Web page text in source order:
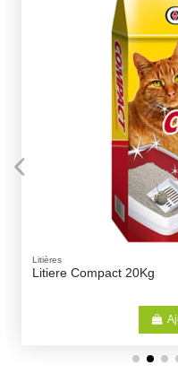
Litières
Litiere Compact 20Kg